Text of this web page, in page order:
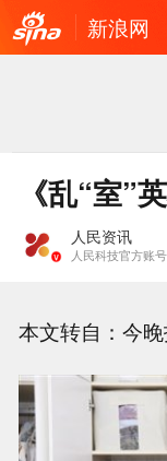
新浪网
《乱“室”
人民资讯
人民科技官方账号
本文转自：今